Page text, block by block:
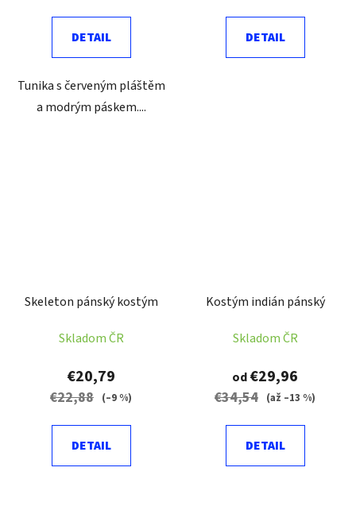
DETAIL
Tunika s červeným pláštěm
a modrým páskem....
DETAIL
Skeleton pánský kostým
Skladom ČR
€20,79
€22,88 (–9 %)
DETAIL
Kostým indián pánský
Skladom ČR
od€29,96
€34,54 (až –13 %)
DETAIL